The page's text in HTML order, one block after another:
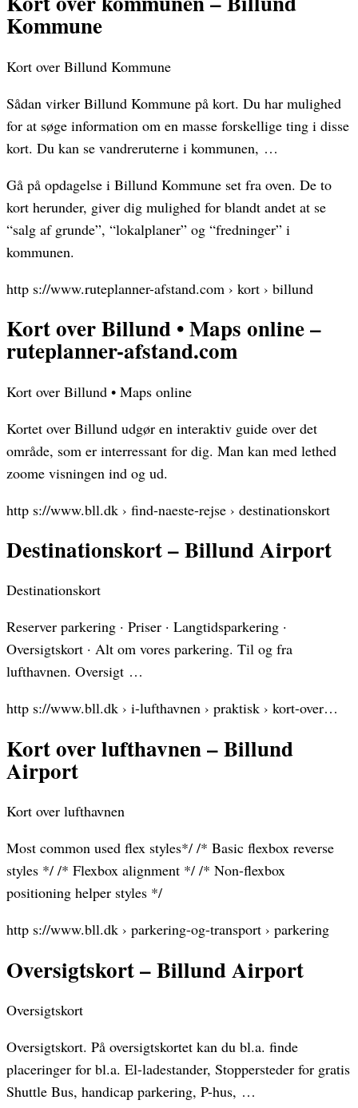
Kommune
Kort over Billund Kommune
Sådan virker Billund Kommune på kort. Du har mulighed
for at søge information om en masse forskellige ting i disse
kort. Du kan se vandreruterne i kommunen, …
Gå på opdagelse i Billund Kommune set fra oven. De to
kort herunder, giver dig mulighed for blandt andet at se
“salg af grunde”, “lokalplaner” og “fredninger” i
kommunen.
http s://www.ruteplanner-afstand.com › kort › billund
Kort over Billund • Maps online –
ruteplanner-afstand.com
Kort over Billund • Maps online
Kortet over Billund udgør en interaktiv guide over det
område, som er interressant for dig. Man kan med lethed
zoome visningen ind og ud.
http s://www.bll.dk › find-naeste-rejse › destinationskort
Destinationskort – Billund Airport
Destinationskort
Reserver parkering · Priser · Langtidsparkering ·
Oversigtskort · Alt om vores parkering. Til og fra
lufthavnen. Oversigt …
http s://www.bll.dk › i-lufthavnen › praktisk › kort-over…
Kort over lufthavnen – Billund
Airport
Kort over lufthavnen
Most common used flex styles*/ /* Basic flexbox reverse
styles */ /* Flexbox alignment */ /* Non-flexbox
positioning helper styles */
http s://www.bll.dk › parkering-og-transport › parkering
Oversigtskort – Billund Airport
Oversigtskort
Oversigtskort. På oversigtskortet kan du bl.a. finde
placeringer for bl.a. El-ladestander, Stoppersteder for gratis
Shuttle Bus, handicap parkering, P-hus, …